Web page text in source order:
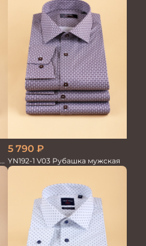
5 790 ₽
YN192-1 V03 Рубашка мужская